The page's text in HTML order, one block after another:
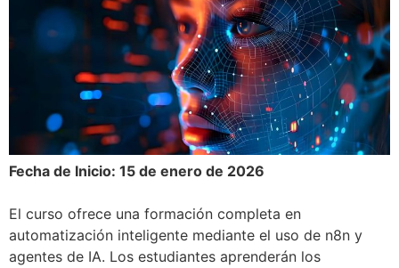
Fecha de Inicio: 15 de enero de 2026
El curso ofrece una formación completa en
automatización inteligente mediante el uso de n8n y
agentes de IA. Los estudiantes aprenderán los